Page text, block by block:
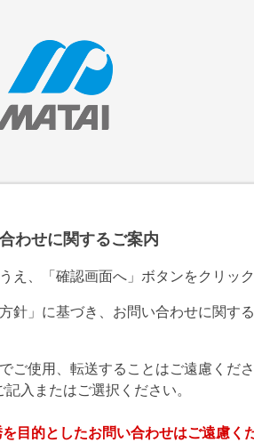
わせに関するご案内
え、「確認画面へ」ボタンをクリッ
針」に基づき、お問い合わせに関す
ご使用、転送することはご遠慮くだ
入またはご選択ください。
目的としたお問い合わせはご遠慮く